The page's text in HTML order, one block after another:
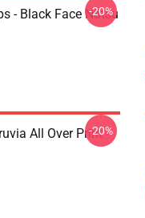
- Black Face Natsu
-20%
All Over Print-20%